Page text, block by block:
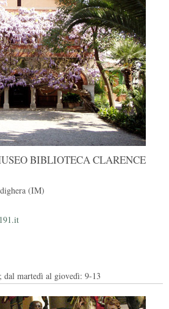
BIBLIOTECA CLARENCE
(IM)
martedì al giovedì: 9-13